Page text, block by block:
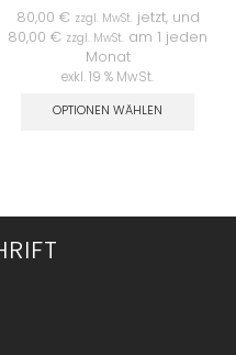
80,00 € zzgl. MwSt.
jetzt, und
80,00 € zzgl. MwSt.
am 1 jeden
Monat
exkl. 19 % MwSt.
OPTIONEN WÄHLEN